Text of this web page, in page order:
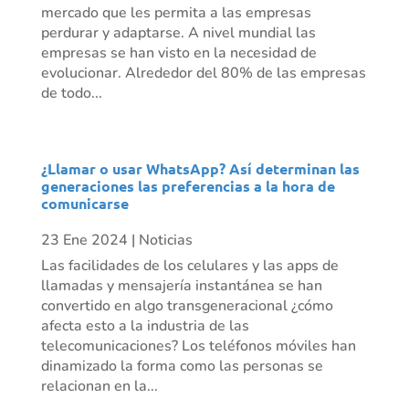
mercado que les permita a las empresas
perdurar y adaptarse. A nivel mundial las
empresas se han visto en la necesidad de
evolucionar. Alrededor del 80% de las empresas
de todo...
¿Llamar o usar WhatsApp? Así determinan las
generaciones las preferencias a la hora de
comunicarse
23 Ene 2024 | Noticias
Las facilidades de los celulares y las apps de
llamadas y mensajería instantánea se han
convertido en algo transgeneracional ¿cómo
afecta esto a la industria de las
telecomunicaciones? Los teléfonos móviles han
dinamizado la forma como las personas se
relacionan en la...